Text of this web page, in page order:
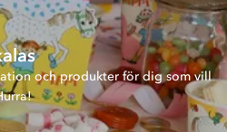
och produkter för dig som vill